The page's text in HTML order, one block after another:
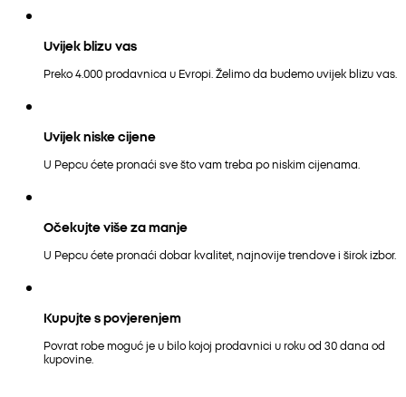
Uvijek blizu vas
Preko 4.000 prodavnica u Evropi. Želimo da budemo uvijek blizu vas.
Uvijek niske cijene
U Pepcu ćete pronaći sve što vam treba po niskim cijenama.
Očekujte više za manje
U Pepcu ćete pronaći dobar kvalitet, najnovije trendove i širok izbor.
Kupujte s povjerenjem
Povrat robe moguć je u bilo kojoj prodavnici u roku od 30 dana od
kupovine.